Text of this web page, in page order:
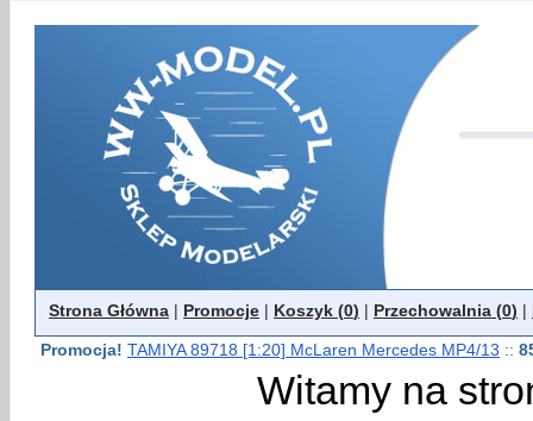
Strona Główna | Promocje | Koszyk (0) | Przechowalnia (0) |
Promocja! TAMIYA 89718 [1:20] McLaren Mercedes MP4/13 ::
Witamy na